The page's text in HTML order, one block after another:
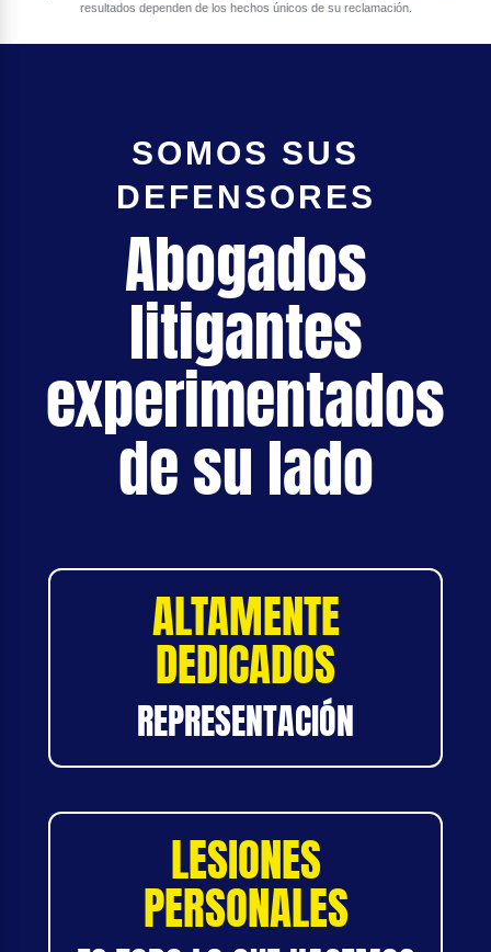
resultados dependen de los hechos únicos de su reclamación.
SOMOS SUS
DEFENSORES
Abogados
litigantes
experimentados
de su lado
ALTAMENTE
DEDICADOS
REPRESENTACIÓN
LESIONES
PERSONALES